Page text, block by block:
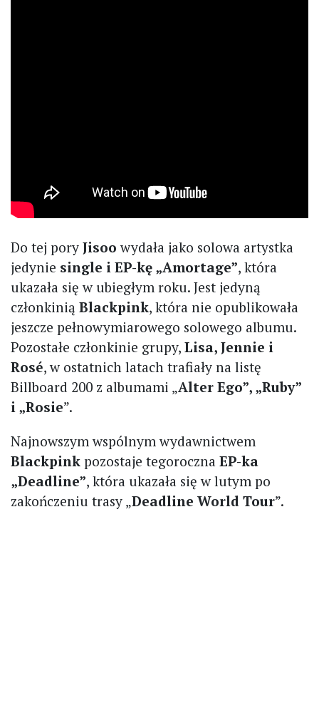
Do tej pory Jisoowydała jako solowa artystka
jedynie single i EP-kę „Amortage”, która
ukazała się w ubiegłym roku. Jest jedyną
członkinią Blackpink, która nie opublikowała
jeszcze pełnowymiarowego solowego albumu.
Pozostałe członkinie grupy, Lisa, Jennie i
Rosé, w ostatnich latach trafiały na listę
Billboard 200 z albumami „Alter Ego”, „Ruby”
i „Rosie”.
Najnowszym wspólnym wydawnictwem
Blackpink pozostaje tegoroczna EP-ka
„Deadline”, która ukazała się w lutym po
zakończeniu trasy „Deadline World Tour”.